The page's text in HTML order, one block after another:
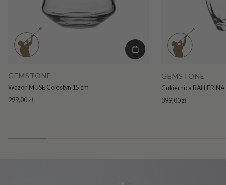
GEMSTONE
Wazon MUSE Celestyn 15 cm
299,00 zł
GEMSTONE
Cukiernica BALLERINA
399,00 zł